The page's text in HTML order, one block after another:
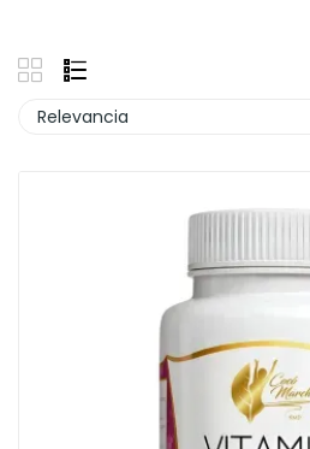
Relevancia